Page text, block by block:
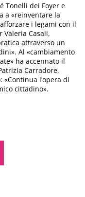
Tonelli dei Foyer e
a «reinventare la
i legami con il
Valeria Casali,
attraverso un
Al «cambiamento
ha accennato il
Carradore,
l’opera di
cittadino».